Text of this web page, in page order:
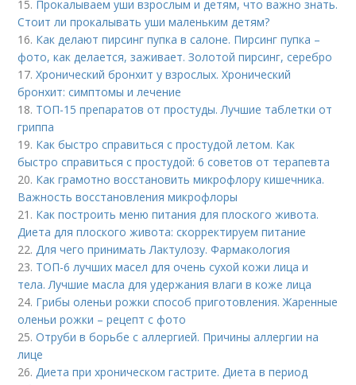
15. Прокалываем уши взрослым и детям, что важно знать.
Стоит ли прокалывать уши маленьким детям?
16. Как делают пирсинг пупка в салоне. Пирсинг пупка –
фото, как делается, заживает. Золотой пирсинг, серебро
17.Хронический бронхит у взрослых. Хронический
бронхит: симптомы и лечение
18. ТОП-15 препаратов от простуды. Лучшие таблетки от
гриппа
19. Как быстро справиться с простудой летом. Как
быстро справиться с простудой: 6 советов от терапевта
20. Как грамотно восстановить микрофлору кишечника.
Важность восстановления микрофлоры
21. Как построить меню питания для плоского живота.
Диета для плоского живота: скорректируем питание
22.Для чего принимать Лактулозу. Фармакология
23. ТОП-6 лучших масел для очень сухой кожи лица и
тела. Лучшие масла для удержания влаги в коже лица
24. Грибы оленьи рожки способ приготовления. Жаренные
оленьи рожки – рецепт с фото
25.Отруби в борьбе с аллергией. Причины аллергии на
лице
26.Диета при хроническом гастрите. Диета в период